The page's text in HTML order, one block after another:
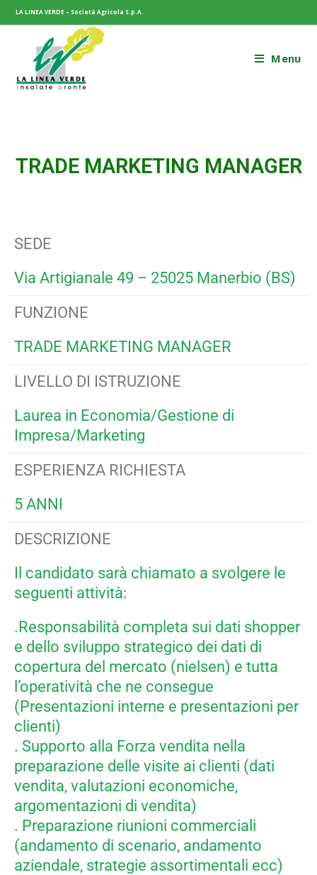
LA LINEA VERDE – Società Agricola S.p.A.
Menu
TRADE MARKETING MANAGER
SEDE
Via Artigianale 49 – 25025 Manerbio (BS)
FUNZIONE
TRADE MARKETING MANAGER
LIVELLO DI ISTRUZIONE
Laurea in Economia/Gestione di
Impresa/Marketing
ESPERIENZA RICHIESTA
5 ANNI
DESCRIZIONE
Il candidato sarà chiamato a svolgere le
seguenti attività:
.Responsabilità completa sui dati shopper
e dello sviluppo strategico dei dati di
copertura del mercato (nielsen) e tutta
l’operatività che ne consegue
(Presentazioni interne e presentazioni per
clienti)
. Supporto alla Forza vendita nella
preparazione delle visite ai clienti (dati
vendita, valutazioni economiche,
argomentazioni di vendita)
. Preparazione riunioni commerciali
(andamento di scenario, andamento
aziendale, strategie assortimentali ecc)